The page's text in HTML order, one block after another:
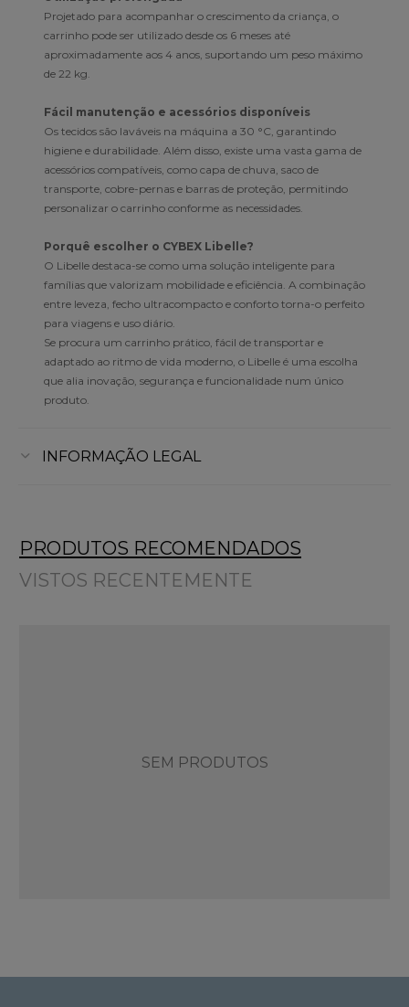
Projetado para acompanhar o crescimento da criança, o
carrinho pode ser utilizado desde os 6 meses até
aproximadamente aos 4 anos, suportando um peso máximo
de 22 kg.
Fácil manutenção e acessórios disponíveis
Os tecidos são laváveis na máquina a 30 °C, garantindo
higiene e durabilidade. Além disso, existe uma vasta gama de
acessórios compatíveis, como capa de chuva, saco de
transporte, cobre-pernas e barras de proteção, permitindo
personalizar o carrinho conforme as necessidades.
Porquê escolher o CYBEX Libelle?
O Libelle destaca-se como uma solução inteligente para
famílias que valorizam mobilidade e eficiência. A combinação
entre leveza, fecho ultracompacto e conforto torna-o perfeito
para viagens e uso diário.
Se procura um carrinho prático, fácil de transportar e
adaptado ao ritmo de vida moderno, o Libelle é uma escolha
que alia inovação, segurança e funcionalidade num único
produto.
INFORMAÇÃO LEGAL
PRODUTOS RECOMENDADOS
VISTOS RECENTEMENTE
SEM PRODUTOS